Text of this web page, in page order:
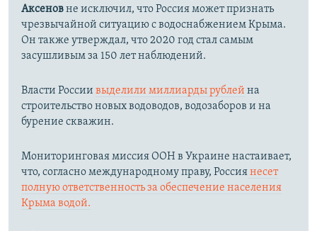
Аксеновне исключил, что Россия может признать
чрезвычайной ситуацию с водоснабжением Крыма.
Он также утверждал, что 2020 год стал самым
засушливым за 150 лет наблюдений.​
Власти России выделили миллиарды рублей на
строительство новых водоводов, водозаборов и на
бурение скважин.
Мониторинговая миссия ООН в Украине настаивает,
что, согласно международному праву, Россиянесет
полную ответственность за обеспечение населения
Крыма водой.